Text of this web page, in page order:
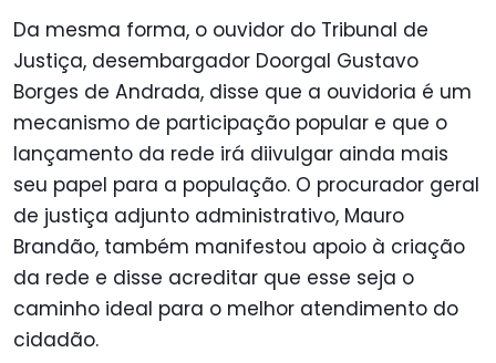
Da mesma forma, o ouvidor do Tribunal de
Justiça, desembargador Doorgal Gustavo
Borges de Andrada, disse que a ouvidoria é um
mecanismo de participação popular e que o
lançamento da rede irá diivulgar ainda mais
seu papel para a população. O procurador geral
de justiça adjunto administrativo, Mauro
Brandão, também manifestou apoio à criação
da rede e disse acreditar que esse seja o
caminho ideal para o melhor atendimento do
cidadão.